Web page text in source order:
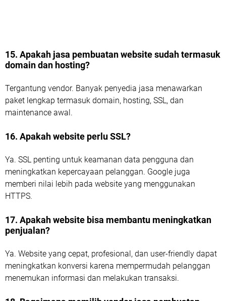
15. Apakah jasa pembuatan website sudah termasuk
domain dan hosting?
Tergantung vendor. Banyak penyedia jasa menawarkan
paket lengkap termasuk domain, hosting, SSL, dan
maintenance awal.
16. Apakah website perlu SSL?
Ya. SSL penting untuk keamanan data pengguna dan
meningkatkan kepercayaan pelanggan. Google juga
memberi nilai lebih pada website yang menggunakan
HTTPS.
17. Apakah website bisa membantu meningkatkan
penjualan?
Ya. Website yang cepat, profesional, dan user-friendly dapat
meningkatkan konversi karena mempermudah pelanggan
menemukan informasi dan melakukan transaksi.